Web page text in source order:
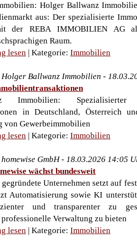
Holger Ballwanz
aus: Der spezialisierte
der REBA IMMOBILIEN AG
Raum.
lesen | Kategorie: Immobilien
Holger Ballwanz Immobilien -
Immobilien:
in Deutschland, Österreich
von Gewerbeimmobilien
lesen | Kategorie: Immobilien
GmbH - 18.03.2026 14:05
wächst bundesweit
Unternehmen setzt auf
Automatisierung sowie KI
und transparenter zu
Verwaltung zu bieten
lesen | Kategorie: Immobilien